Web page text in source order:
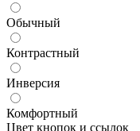
Обычный
Контрастный
Инверсия
Комфортный
Цвет кнопок и ссылок